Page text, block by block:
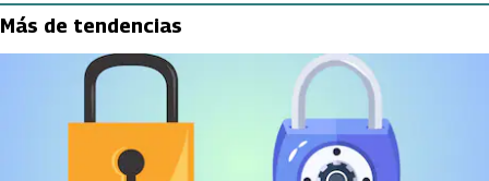
Más de tendencias